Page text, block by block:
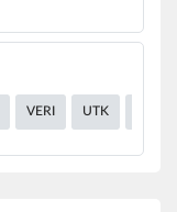
VERI UTK